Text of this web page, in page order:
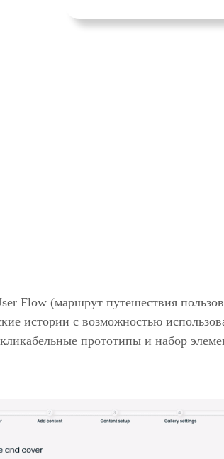
Flow (маршрут путешествия
истории с возможностью
прототипы и набор